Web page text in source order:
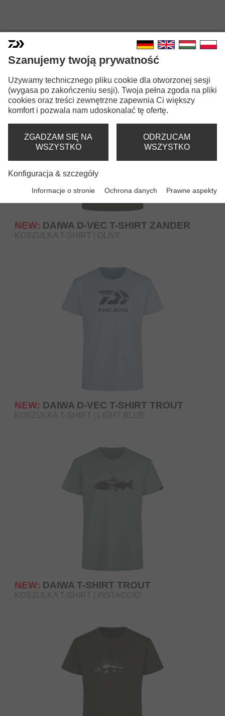
KOSZULKI
NEW: DAIWA D-VEC T-SHIRT ZANDER
KOSZULKA T-SHIRT | OLIVE
NEW: DAIWA D-VEC T-SHIRT TROUT
KOSZULKA T-SHIRT | LIGHT BLUE
NEW: DAIWA T-SHIRT TROUT
KOSZULKA T-SHIRT | PISTACCIO
Szanujemy twoją prywatność
Używamy technicznego pliku cookie dla otworzonej sesji
(wygasa po zakończeniu sesji). Twoja pełna zgoda na pliki
cookies oraz treści zewnętrzne zapewnia Ci większy
komfort i pozwala nam udoskonalać tę ofertę.
ZGADZAM SIĘ NA
WSZYSTKO
ODRZUCAM
WSZYSTKO
Konfiguracja & szczegóły
Informacje o stronie Ochrona danych Prawne aspekty